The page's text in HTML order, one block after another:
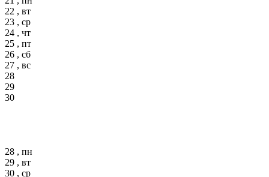
22 , вт
23 , ср
24 , чт
25 , пт
26 , сб
27 , вс
28
29
30
28 , пн
29 , вт
30 , ср